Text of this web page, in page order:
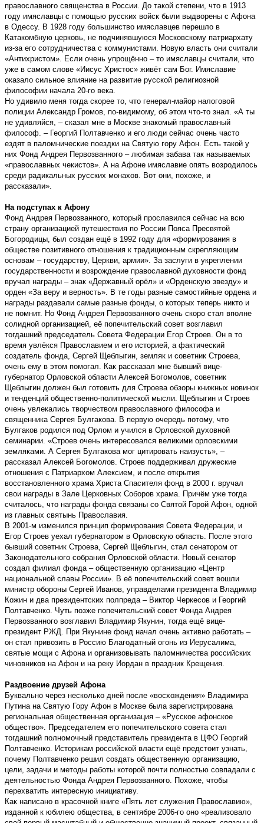
православного священства в России. До такой степени, что в 1913
году имяславцы с помощью русских войск были выдворены с Афона
в Одессу. В 1928 году большинство имяславцев перешло в
Катакомбную церковь, не подчинявшуюся Московскому патриархату
из-за его сотрудничества с коммунистами. Новую власть они считали
«Антихристом». Если очень упрощённо – то имяславцы считали, что
уже в самом слове «Иисус Христос» живёт сам Бог. Имяславие
оказало сильное влияние на развитие русской религиозной
философии начала 20-го века.
Но удивило меня тогда скорее то, что генерал-майор налоговой
полиции Александр Громов, по-видимому, об этом что-то знал. «А ты
не удивляйся, – сказал мне в Москве знакомый православный
философ. – Георгий Полтавченко и его люди сейчас очень часто
ездят в паломнические поездки на Святую гору Афон. Есть такой у
них Фонд Андрея Первозванного – любимая забава так называемых
«православных чекистов». А на Афоне имяславие опять возродилось
среди радикальных русских монахов. Вот они, похоже, и
рассказали».
На подступах к Афону
Фонд Андрея Первозванного, который прославился сейчас на всю
страну организацией путешествия по России Пояса Пресвятой
Богородицы, был создан ещё в 1992 году для «формирования в
обществе позитивного отношения к традиционным скрепляющим
основам – государству, Церкви, армии». За заслуги в укреплении
государственности и возрождение православной духовности фонд
вручал награды – знак «Державный орёл» и «Орденскую звезду» и
орден «За веру и верность». В те годы разные самостийные ордена и
награды раздавали самые разные фонды, о которых теперь никто и
не помнит. Но Фонд Андрея Первозванного очень скоро стал вполне
солидной организацией, её попечительский совет возглавил
тогдашний председатель Совета Федерации Егор Строев. Он в то
время увлёкся Православием и его историей, а фактический
создатель фонда, Сергей Щеблыгин, земляк и советник Строева,
очень ему в этом помогал. Как рассказал мне бывший вице-
губернатор Орловской области Алексей Богомолов, советник
Щеблыгин должен был готовить для Строева обзоры книжных новинок
и тенденций общественно-политической мысли. Щеблыгин и Строев
очень увлекались творчеством православного философа и
священника Сергея Булгакова. В первую очередь потому, что
Булгаков родился под Орлом и учился в Орловской духовной
семинарии. «Строев очень интересовался великими орловскими
земляками. А Сергея Булгакова мог цитировать наизусть», –
рассказал Алексей Богомолов. Строев поддерживал дружеские
отношения с Патриархом Алексием, и после открытия
восстановленного храма Христа Спасителя фонд в 2000 г. вручал
свои награды в Зале Церковных Соборов храма. Причём уже тогда
считалось, что награды фонда связаны со Святой Горой Афон, одной
из главных святынь Православия.
В 2001-м изменился принцип формирования Совета Федерации, и
Егор Строев уехал губернатором в Орловскую область. После этого
бывший советник Строева, Сергей Щеблыгин, стал сенатором от
Законодательного собрания Орловской области. Новый сенатор
создал филиал фонда – общественную организацию «Центр
национальной славы России». В её попечительский совет вошли
министр обороны Сергей Иванов, управделами президента Владимир
Кожин и два президентских полпреда – Виктор Черкесов и Георгий
Полтавченко. Чуть позже попечительский совет Фонда Андрея
Первозванного возглавил Владимир Якунин, тогда ещё вице-
президент РЖД. При Якунине фонд начал очень активно работать –
он стал привозить в Россию Благодатный огонь из Иерусалима,
святые мощи с Афона и организовывать паломничества российских
чиновников на Афон и на реку Иордан в праздник Крещения.
Раздвоение друзей Афона
Буквально через несколько дней после «восхождения» Владимира
Путина на Святую Гору Афон в Москве была зарегистрирована
региональная общественная организация – «Русское афонское
общество». Председателем его попечительского совета стал
тогдашний полномочный представитель президента в ЦФО Георгий
Полтавченко. Историкам российской власти ещё предстоит узнать,
почему Полтавченко решил создать общественную организацию,
цели, задачи и методы работы которой почти полностью совпадали с
деятельностью Фонда Андрея Первозванного. Похоже, чтобы
перехватить интересную инициативу.
Как написано в красочной книге «Пять лет служения Православию»,
изданной к юбилею общества, в сентябре 2006-го оно «реализовало